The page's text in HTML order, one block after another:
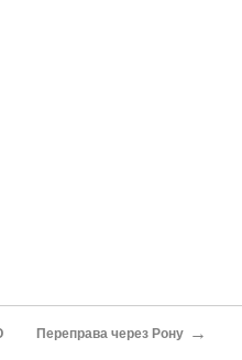
Переправа через Рону →